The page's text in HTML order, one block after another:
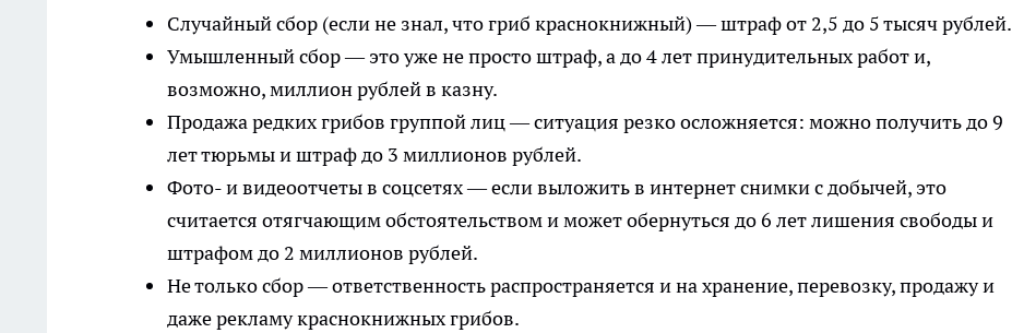
Случайный сбор (если не знал, что гриб краснокнижный) — штраф от 2,5 до 5 тысяч рублей.
Умышленный сбор — это уже не просто штраф, а до 4 лет принудительных работ и,
возможно, миллион рублей в казну.
Продажа редких грибов группой лиц — ситуация резко осложняется: можно получить до 9
лет тюрьмы и штраф до 3 миллионов рублей.
Фото- и видеоотчеты в соцсетях — если выложить в интернет снимки с добычей, это
считается отягчающим обстоятельством и может обернуться до 6 лет лишения свободы и
штрафом до 2 миллионов рублей.
Не только сбор — ответственность распространяется и на хранение, перевозку, продажу и
даже рекламу краснокнижных грибов.